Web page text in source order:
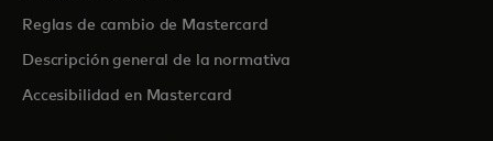
Reglas de cambio de Mastercard
Descripción general de la normativa
Accesibilidad en Mastercard